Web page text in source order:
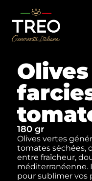
180 gr
Olives vertes
tomates séchées,
entre fraîcheur,
méditerranéenne.
pour sublimer vos